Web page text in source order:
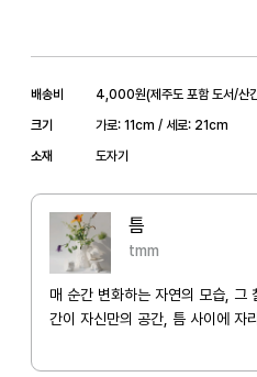
금씩 다른 모습을 담아내기 위해 각
의 흐드러짐을 표현하였습니다.
배송비 4,000원(제주도 포함 도서/산
크기
가로: 11cm / 세로: 21cm
소재
도자기
틈
tmm
매 순간 변화하는 자연의 모습, 그
간이 자신만의 공간, 틈 사이에 자
는 작품을 빚어나갑니다. 보는 것
을 손에 익혀 사용하게 되고 그 사용하